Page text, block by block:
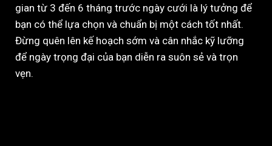
gian từ 3 đến 6 tháng trước ngày cưới là lý tưởng để
bạn có thể lựa chọn và chuẩn bị một cách tốt nhất.
Đừng quên lên kế hoạch sớm và cân nhắc kỹ lưỡng
để ngày trọng đại của bạn diễn ra suôn sẻ và trọn
vẹn.